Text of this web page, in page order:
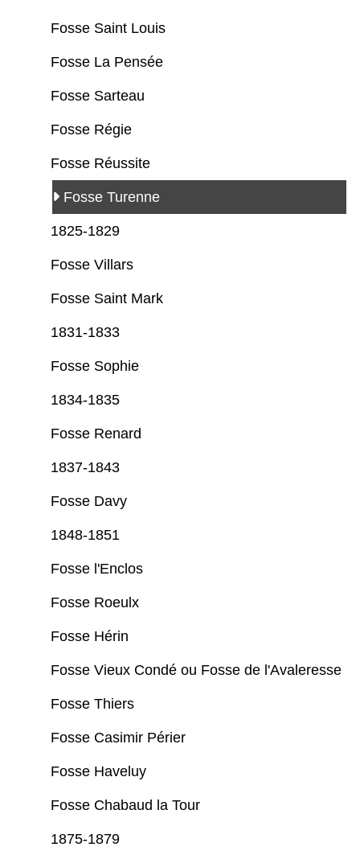
Fosse Saint Louis
Fosse La Pensée
Fosse Sarteau
Fosse Régie
Fosse Réussite
Fosse Turenne
1825-1829
Fosse Villars
Fosse Saint Mark
1831-1833
Fosse Sophie
1834-1835
Fosse Renard
1837-1843
Fosse Davy
1848-1851
Fosse l'Enclos
Fosse Roeulx
Fosse Hérin
Fosse Vieux Condé ou Fosse de l'Avaleresse
Fosse Thiers
Fosse Casimir Périer
Fosse Haveluy
Fosse Chabaud la Tour
1875-1879